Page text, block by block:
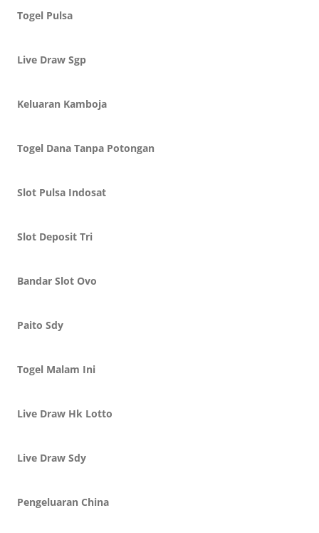
Togel Pulsa
Live Draw Sgp
Keluaran Kamboja
Togel Dana Tanpa Potongan
Slot Pulsa Indosat
Slot Deposit Tri
Bandar Slot Ovo
Paito Sdy
Togel Malam Ini
Live Draw Hk Lotto
Live Draw Sdy
Pengeluaran China